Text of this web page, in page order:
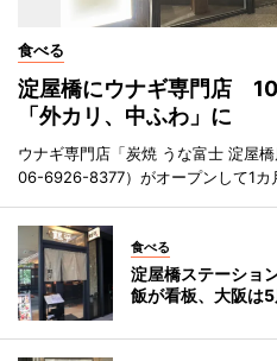
食べる
淀屋橋にウナギ専門店
「外カリ、中ふわ」に
ウナギ専門店「炭焼 うな富士 淀屋
06-6926-8377）がオープンして1カ
食べる
淀屋橋ステーショ
飯が看板、大阪は5